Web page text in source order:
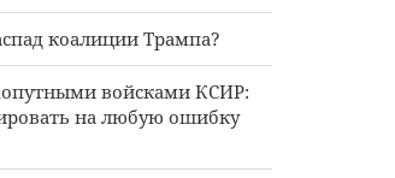
коалиции Трампа?
войсками КСИР:
на любую ошибку